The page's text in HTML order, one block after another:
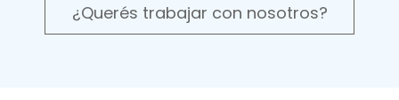
¿Querés trabajar con nosotros?